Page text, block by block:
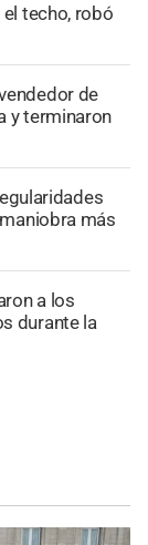
techo, robó
de
y terminaron
más
a los
durante la